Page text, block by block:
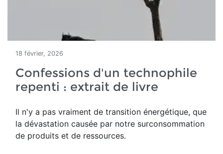
18 février, 2026
Confessions d'un technophile
repenti : extrait de livre
Il n'y a pas vraiment de transition énergétique, que
la dévastation causée par notre surconsommation
de produits et de ressources.